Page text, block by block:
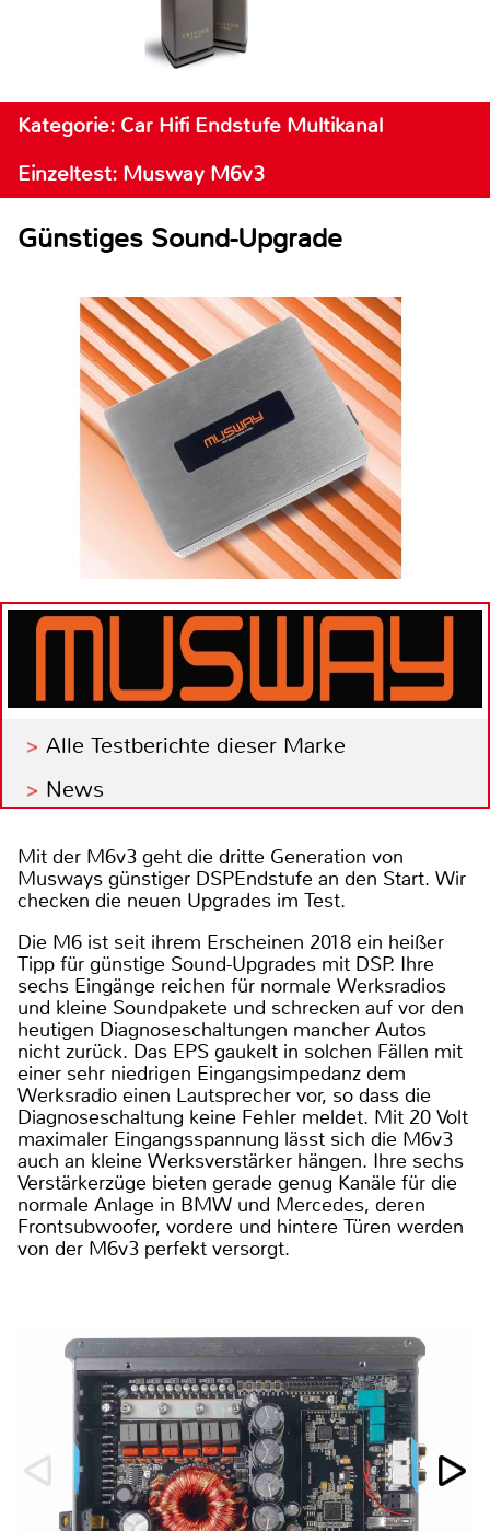
Kategorie: Car Hifi Endstufe Multikanal
Einzeltest: Musway M6v3
Günstiges Sound-Upgrade
Alle Testberichte dieser Marke
News
Mit der M6v3 geht die dritte Generation von
Musways günstiger DSPEndstufe an den Start. Wir
checken die neuen Upgrades im Test.
Die M6 ist seit ihrem Erscheinen 2018 ein heißer
Tipp für günstige Sound-Upgrades mit DSP. Ihre
sechs Eingänge reichen für normale Werksradios
und kleine Soundpakete und schrecken auf vor den
heutigen Diagnoseschaltungen mancher Autos
nicht zurück. Das EPS gaukelt in solchen Fällen mit
einer sehr niedrigen Eingangsimpedanz dem
Werksradio einen Lautsprecher vor, so dass die
Diagnoseschaltung keine Fehler meldet. Mit 20 Volt
maximaler Eingangsspannung lässt sich die M6v3
auch an kleine Werksverstärker hängen. Ihre sechs
Verstärkerzüge bieten gerade genug Kanäle für die
normale Anlage in BMW und Mercedes, deren
Frontsubwoofer, vordere und hintere Türen werden
von der M6v3 perfekt versorgt.